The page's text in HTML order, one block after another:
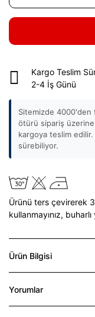
Kargo Teslim
2-4 İş Günü
Sitemizde 4000'den
ötürü sipariş üzerine
kargoya teslim
sürebiliyor.
Ürünü ters çevirerek
kullanmayınız,
Ürün Bilgisi
Yorumlar